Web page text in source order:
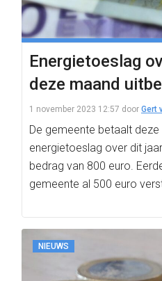
Energietoeslag
deze maand
1 november 2023 12:57 door Gert
De gemeente betaalt
energietoeslag over dit
bedrag van 800 euro.
gemeente al 500 euro
NIEUWS